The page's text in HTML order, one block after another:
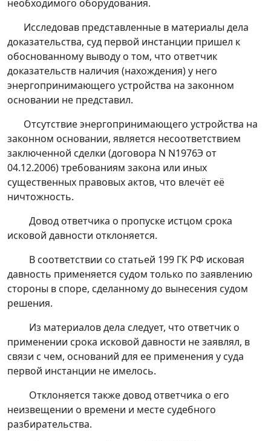
необходимого оборудования.
Исследовав представленные в материалы дела
доказательства, суд первой инстанции пришел к
обоснованному выводу о том, что ответчик
доказательств наличия (нахождения) у него
энергопринимающего устройства на законном
основании не представил.
Отсутствие энергопринимающего устройства на
законном основании, является несоответствием
заключенной сделки (договора N N1976Э от
04.12.2006) требованиям закона или иных
существенных правовых актов, что влечёт её
ничтожность.
Довод ответчика о пропуске истцом срока
исковой давности отклоняется.
В соответствии со статьей 199 ГК РФ исковая
давность применяется судом только по заявлению
стороны в споре, сделанному до вынесения судом
решения.
Из материалов дела следует, что ответчик о
применении срока исковой давности не заявлял, в
связи с чем, оснований для ее применения у суда
первой инстанции не имелось.
Отклоняется также довод ответчика о его
неизвещении о времени и месте судебного
разбирательства.